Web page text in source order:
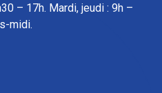
– 17h. Mardi, jeudi : 9h –
midi.